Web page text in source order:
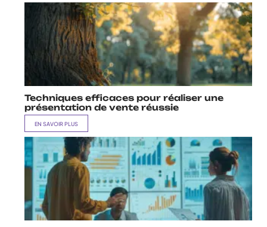
Techniques efficaces pour réaliser une
présentation de vente réussie
EN SAVOIR PLUS